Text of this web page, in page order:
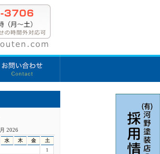
2026
水 木 金 土
1